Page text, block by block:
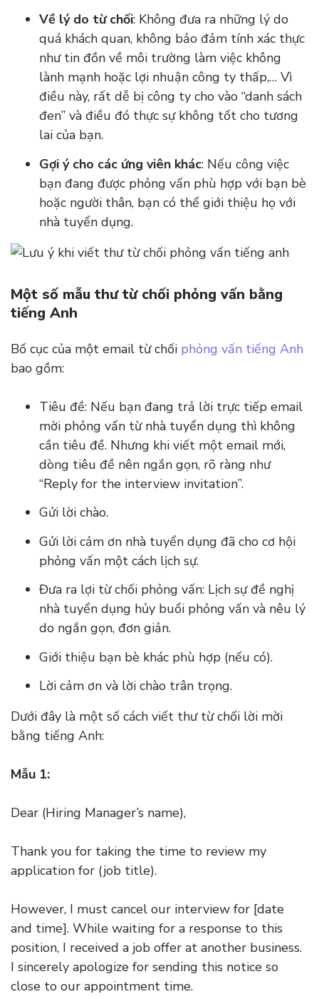
Về lý do từ chối: Không đưa ra những lý do
quá khách quan, không bảo đảm tính xác thực
như tin đồn về môi trường làm việc không
lành mạnh hoặc lợi nhuận công ty thấp,… Vì
điều này, rất dễ bị công ty cho vào “danh sách
đen” và điều đó thực sự không tốt cho tương
lai của bạn.
Gợi ý cho các ứng viên khác: Nếu công việc
bạn đang được phỏng vấn phù hợp với bạn bè
hoặc người thân, bạn có thể giới thiệu họ với
nhà tuyển dụng.
Một số mẫu thư từ chối phỏng vấn bằng
tiếng Anh
Bố cục của một email từ chối phỏng vấn tiếng Anh
bao gồm:
Tiêu đề: Nếu bạn đang trả lời trực tiếp email
mời phỏng vấn từ nhà tuyển dụng thì không
cần tiêu đề. Nhưng khi viết một email mới,
dòng tiêu đề nên ngắn gọn, rõ ràng như
“Reply for the interview invitation”.
Gửi lời chào.
Gửi lời cảm ơn nhà tuyển dụng đã cho cơ hội
phỏng vấn một cách lịch sự.
Đưa ra lợi từ chối phỏng vấn: Lịch sự đề nghị
nhà tuyển dụng hủy buổi phỏng vấn và nêu lý
do ngắn gọn, đơn giản.
Giới thiệu bạn bè khác phù hợp (nếu có).
Lời cảm ơn và lời chào trân trọng.
Dưới đây là một số cách viết thư từ chối lời mời
bằng tiếng Anh:
Mẫu 1:
Dear (Hiring Manager’s name),
Thank you for taking the time to review my
application for (job title).
However, I must cancel our interview for [date
and time]. While waiting for a response to this
position, I received a job offer at another business.
I sincerely apologize for sending this notice so
close to our appointment time.